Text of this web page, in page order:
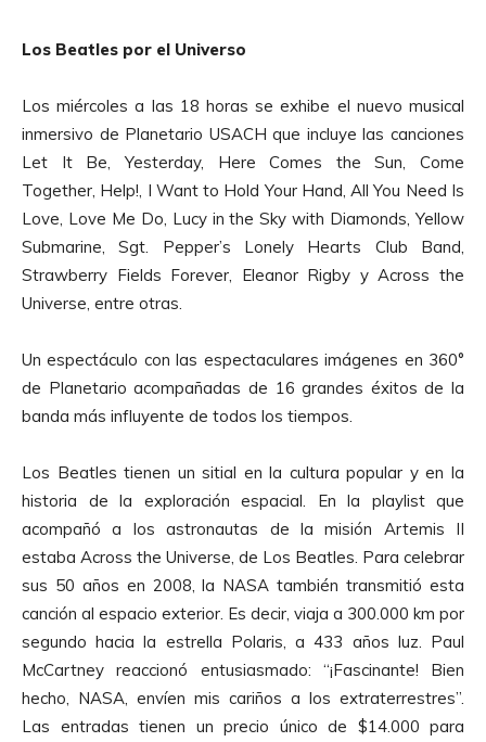
Los Beatles por el Universo
Los miércoles a las 18 horas se exhibe el nuevo musical
inmersivo de Planetario USACH que incluye las canciones
Let It Be, Yesterday, Here Comes the Sun, Come
Together, Help!, I Want to Hold Your Hand, All You Need Is
Love, Love Me Do, Lucy in the Sky with Diamonds, Yellow
Submarine, Sgt. Pepper’s Lonely Hearts Club Band,
Strawberry Fields Forever, Eleanor Rigby y Across the
Universe, entre otras.
Un espectáculo con las espectaculares imágenes en 360°
de Planetario acompañadas de 16 grandes éxitos de la
banda más influyente de todos los tiempos.
Los Beatles tienen un sitial en la cultura popular y en la
historia de la exploración espacial. En la playlist que
acompañó a los astronautas de la misión Artemis II
estaba Across the Universe, de Los Beatles. Para celebrar
sus 50 años en 2008, la NASA también transmitió esta
canción al espacio exterior. Es decir, viaja a 300.000 km por
segundo hacia la estrella Polaris, a 433 años luz. Paul
McCartney reaccionó entusiasmado: “¡Fascinante! Bien
hecho, NASA, envíen mis cariños a los extraterrestres”.
Las entradas tienen un precio único de $14.000 para